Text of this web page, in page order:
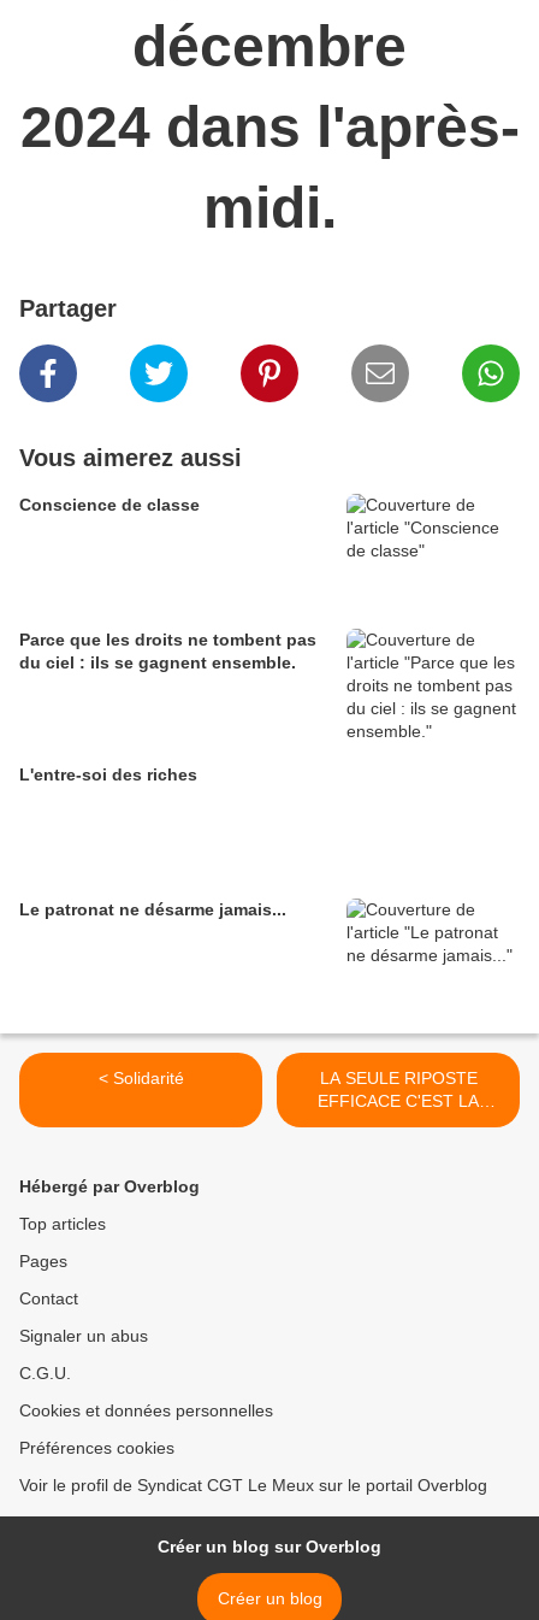
décembre
2024 dans l'après-
midi.
Partager
Vous aimerez aussi
Conscience de classe
Parce que les droits ne tombent pas
du ciel : ils se gagnent ensemble.
L'entre-soi des riches
Le patronat ne désarme jamais...
< Solidarité
LA SEULE RIPOSTE
EFFICACE C'EST LA
GREVE GENERALE ! >
Hébergé par Overblog
Top articles
Pages
Contact
Signaler un abus
C.G.U.
Cookies et données personnelles
Préférences cookies
Voir le profil de Syndicat CGT Le Meux sur le portail Overblog
Créer un blog sur Overblog
Créer un blog